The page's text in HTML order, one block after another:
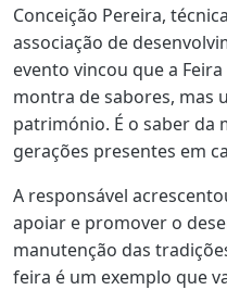
Conceição Pereira,
associação de
evento vincou que a
montra de sabores, mas
património. É o saber da
gerações presentes em
A responsável
apoiar e promover o
manutenção das
feira é um exemplo que